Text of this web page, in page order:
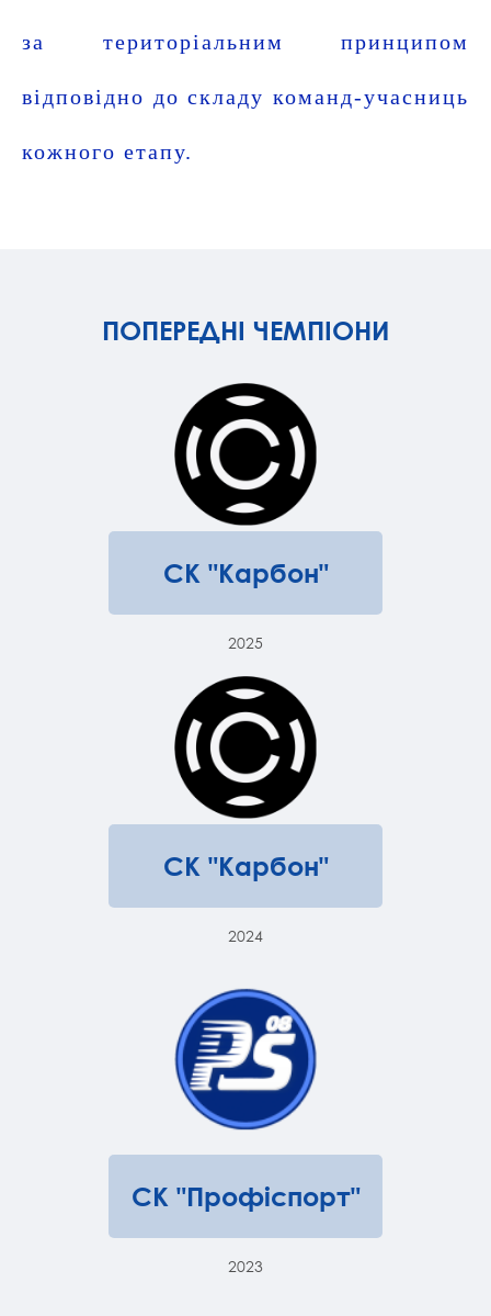
за територіальним принципом
відповідно до складу команд-учасниць
кожного етапу.
ПОПЕРЕДНІ ЧЕМПІОНИ
СК "Карбон"
2025
СК "Карбон"
2024
СК "Профіспорт"
2023